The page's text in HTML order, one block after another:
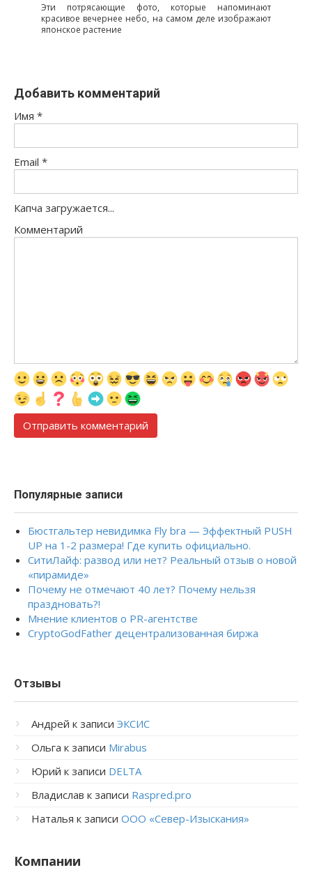
Эти потрясающие фото, которые напоминают
красивое вечернее небо, на самом деле изображают
японское растение
Добавить комментарий
Имя *
Email *
Капча загружается...
Комментарий
Популярные записи
Бюстгальтер невидимка Fly bra — Эффектный PUSH
UP на 1-2 размера! Где купить официально.
СитиЛайф: развод или нет? Реальный отзыв о новой
«пирамиде»
Почему не отмечают 40 лет? Почему нельзя
праздновать?!
Мнение клиентов о PR-агентстве
CryptoGodFather децентрализованная биржа
Отзывы
Андрей к записи ЭКСИС
Ольга к записи Mirabus
Юрий к записи DELTA
Владислав к записи Raspred.pro
Наталья к записи ООО «Север-Изыскания»
Компании